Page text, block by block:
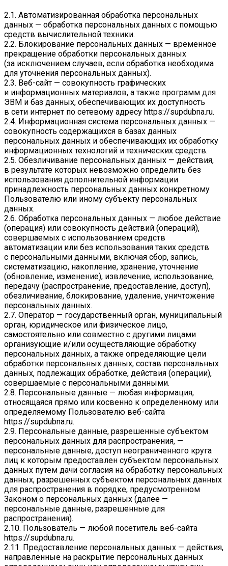
2.1. Автоматизированная обработка персональных
данных — обработка персональных данных с помощью
средств вычислительной техники.
2.2. Блокирование персональных данных — временное
прекращение обработки персональных данных
(за исключением случаев, если обработка необходима
для уточнения персональных данных).
2.3. Веб-сайт — совокупность графических
и информационных материалов, а также программ для
ЭВМ и баз данных, обеспечивающих их доступность
в сети интернет по сетевому адресу https://supdubna.ru.
2.4. Информационная система персональных данных —
совокупность содержащихся в базах данных
персональных данных и обеспечивающих их обработку
информационных технологий и технических средств.
2.5. Обезличивание персональных данных — действия,
в результате которых невозможно определить без
использования дополнительной информации
принадлежность персональных данных конкретному
Пользователю или иному субъекту персональных
данных.
2.6. Обработка персональных данных — любое действие
(операция) или совокупность действий (операций),
совершаемых с использованием средств
автоматизации или без использования таких средств
с персональными данными, включая сбор, запись,
систематизацию, накопление, хранение, уточнение
(обновление, изменение), извлечение, использование,
передачу (распространение, предоставление, доступ),
обезличивание, блокирование, удаление, уничтожение
персональных данных.
2.7. Оператор — государственный орган, муниципальный
орган, юридическое или физическое лицо,
самостоятельно или совместно с другими лицами
организующие и/или осуществляющие обработку
персональных данных, а также определяющие цели
обработки персональных данных, состав персональных
данных, подлежащих обработке, действия (операции),
совершаемые с персональными данными.
2.8. Персональные данные — любая информация,
относящаяся прямо или косвенно к определенному или
определяемому Пользователю веб-сайта
https://supdubna.ru.
2.9. Персональные данные, разрешенные субъектом
персональных данных для распространения, —
персональные данные, доступ неограниченного круга
лиц к которым предоставлен субъектом персональных
данных путем дачи согласия на обработку персональных
данных, разрешенных субъектом персональных данных
для распространения в порядке, предусмотренном
Законом о персональных данных (далее —
персональные данные, разрешенные для
распространения).
2.10. Пользователь — любой посетитель веб-сайта
https://supdubna.ru.
2.11. Предоставление персональных данных — действия,
направленные на раскрытие персональных данных